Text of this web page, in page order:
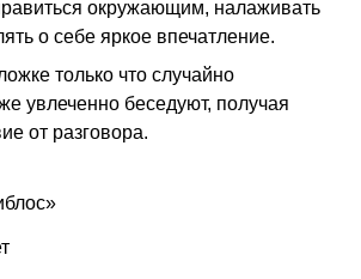
окружающим, налаживать
о себе яркое впечатление.
только что случайно
увлеченно беседуют, получая
от разговора.